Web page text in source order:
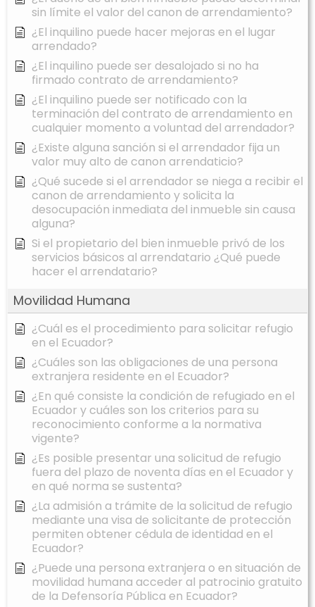
sin límite el valor del canon de arrendamiento?
¿El inquilino puede hacer mejoras en el lugar
arrendado?
¿El inquilino puede ser desalojado si no ha
firmado contrato de arrendamiento?
¿El inquilino puede ser notificado con la
terminación del contrato de arrendamiento en
cualquier momento a voluntad del arrendador?
¿Existe alguna sanción si el arrendador fija un
valor muy alto de canon arrendaticio?
¿Qué sucede si el arrendador se niega a recibir el
canon de arrendamiento y solicita la
desocupación inmediata del inmueble sin causa
alguna?
Si el propietario del bien inmueble privó de los
servicios básicos al arrendatario ¿Qué puede
hacer el arrendatario?
Movilidad Humana
¿Cuál es el procedimiento para solicitar refugio
en el Ecuador?
¿Cuáles son las obligaciones de una persona
extranjera residente en el Ecuador?
¿En qué consiste la condición de refugiado en el
Ecuador y cuáles son los criterios para su
reconocimiento conforme a la normativa
vigente?
¿Es posible presentar una solicitud de refugio
fuera del plazo de noventa días en el Ecuador y
en qué norma se sustenta?
¿La admisión a trámite de la solicitud de refugio
mediante una visa de solicitante de protección
permiten obtener cédula de identidad en el
Ecuador?
¿Puede una persona extranjera o en situación de
movilidad humana acceder al patrocinio gratuito
de la Defensoría Pública en Ecuador?